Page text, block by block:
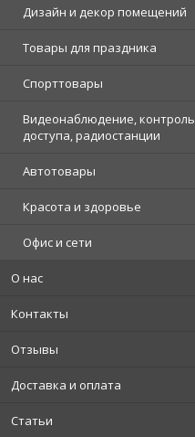
Дизайн и декор помещений
Товары для праздника
Спорттовары
Видеонаблюдение, контроль
доступа, радиостанции
Автотовары
Красота и здоровье
Офис и сети
О нас
Контакты
Отзывы
Доставка и оплата
Статьи